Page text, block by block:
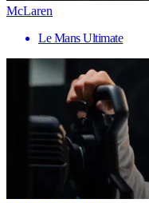
McLaren
Le Mans Ultimate